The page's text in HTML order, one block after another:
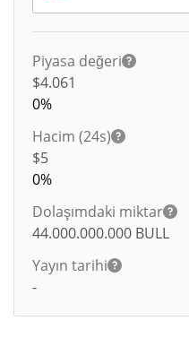
Piyasa değeri
$4.061
0%
Hacim (24s)
$5
0%
Dolaşımdaki miktar
44.000.000.000 BULL
Yayın tarihi
-